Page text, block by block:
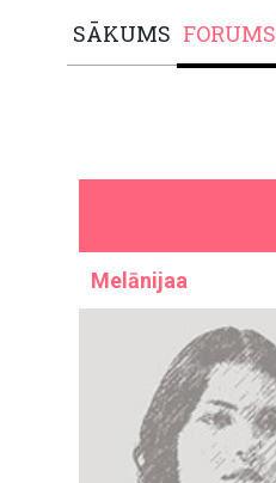
SĀKUMS FORUMS
Melānijaa